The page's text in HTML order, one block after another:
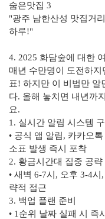
숨은맛집 3
"광주 남한산성 맛집거
하루!"
4. 2025 화담숲에 대한
매년 수만명이 도전하
표! 하지만 이 비법만 알
다. 올해 놓치면 내년까
요.
1. 실시간 알림 시스템
• 공식 앱 알림, 카카오
소표 발생 즉시 포착
2. 황금시간대 집중 공략
• 새벽 6-7시, 오후 3-4
략적 접근
3. 백업 플랜 준비
• 1순위 날짜 실패 시 즉